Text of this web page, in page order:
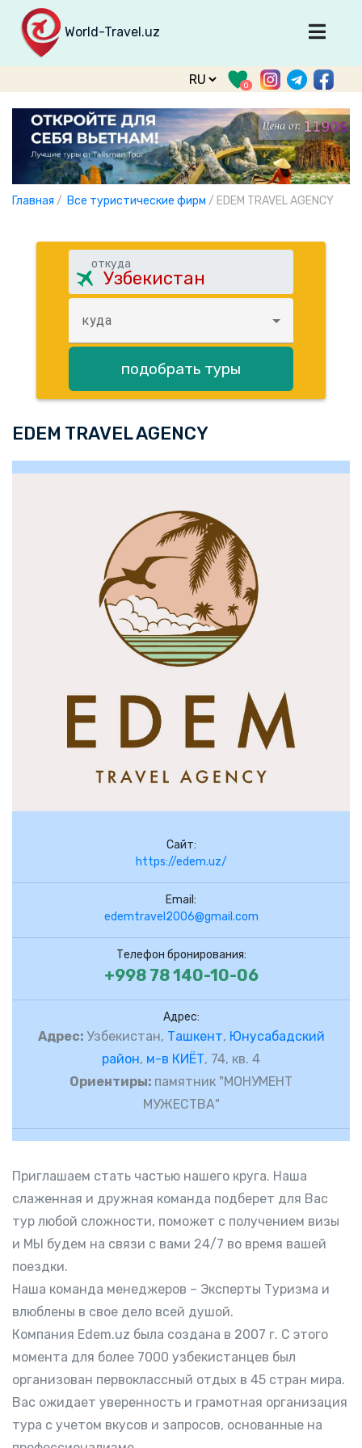
World-Travel.uz
Главная
Направления
Туры
Тур. фирмы
Табло прилета
О проекте
Войти
support@world-travel.uz
0
Главная / Все туристические фирм / EDEM TRAVEL AGENCY
откуда
куда
подобрать туры
EDEM TRAVEL AGENCY
Сайт:
https://edem.uz/
Email:
edemtravel2006@gmail.com
Телефон бронирования:
+998 78 140-10-06
Адрес:
Адрес: Узбекистан, Ташкент, Юнусабадский
район, м-в КИЁТ, 74, кв. 4
Ориентиры: памятник "МОНУМЕНТ
МУЖЕСТВА"
Приглашаем стать частью нашего круга. Наша
слаженная и дружная команда подберет для Вас
тур любой сложности, поможет с получением визы
и МЫ будем на связи с вами 24/7 во время вашей
поездки.
Наша команда менеджеров – Эксперты Туризма и
влюблены в свое дело всей душой.
Компания Edem.uz была создана в 2007 г. С этого
момента для более 7000 узбекистанцев был
организован первоклассный отдых в 45 стран мира.
Вас ожидает уверенность и грамотная организация
тура с учетом вкусов и запросов, основанные на